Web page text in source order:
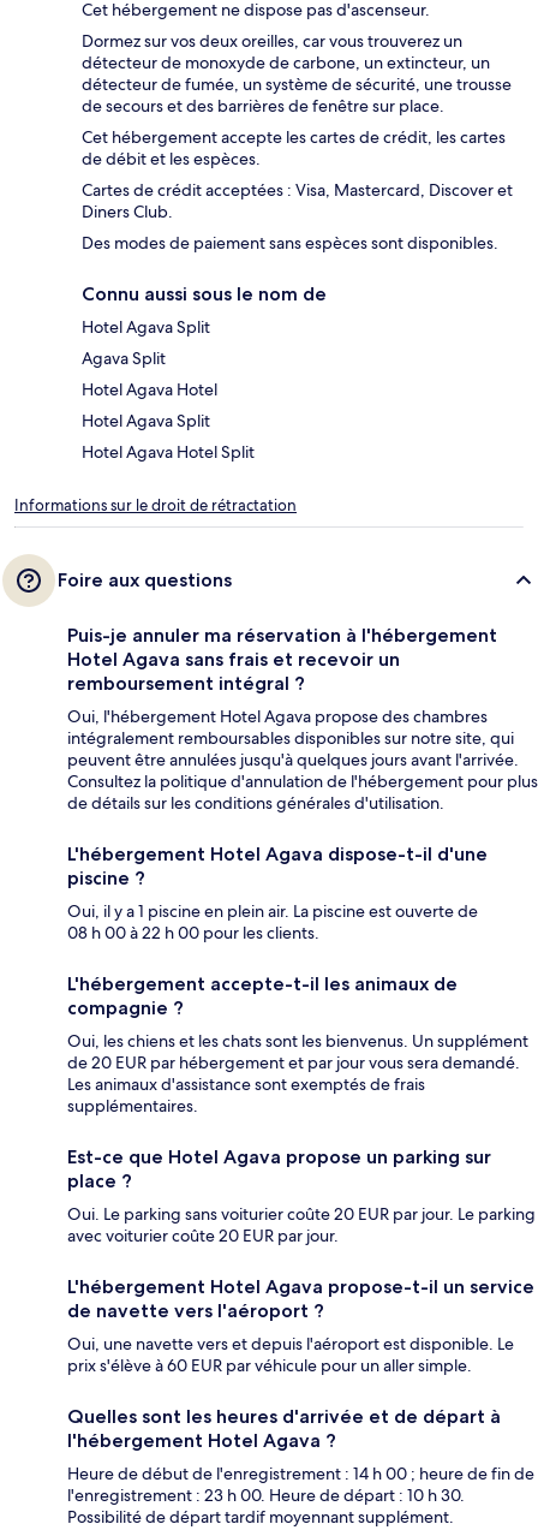
Cet hébergement ne dispose pas d'ascenseur.
Dormez sur vos deux oreilles, car vous trouverez un
détecteur de monoxyde de carbone, un extincteur, un
détecteur de fumée, un système de sécurité, une trousse
de secours et des barrières de fenêtre sur place.
Cet hébergement accepte les cartes de crédit, les cartes
de débit et les espèces.
Cartes de crédit acceptées : Visa, Mastercard, Discover et
Diners Club.
Des modes de paiement sans espèces sont disponibles.
Connu aussi sous le nom de
Hotel Agava Split
Agava Split
Hotel Agava Hotel
Hotel Agava Split
Hotel Agava Hotel Split
Informations sur le droit de rétractation
Foire aux questions
Puis-je annuler ma réservation à l'hébergement
Hotel Agava sans frais et recevoir un
remboursement intégral ?
Oui, l'hébergement Hotel Agava propose des chambres
intégralement remboursables disponibles sur notre site, qui
peuvent être annulées jusqu'à quelques jours avant l'arrivée.
Consultez la politique d'annulation de l'hébergement pour plus
de détails sur les conditions générales d'utilisation.
L'hébergement Hotel Agava dispose-t-il d'une
piscine ?
Oui, il y a 1 piscine en plein air. La piscine est ouverte de
08 h 00 à 22 h 00 pour les clients.
L'hébergement accepte-t-il les animaux de
compagnie ?
Oui, les chiens et les chats sont les bienvenus. Un supplément
de 20 EUR par hébergement et par jour vous sera demandé.
Les animaux d'assistance sont exemptés de frais
supplémentaires.
Est-ce que Hotel Agava propose un parking sur
place ?
Oui. Le parking sans voiturier coûte 20 EUR par jour. Le parking
avec voiturier coûte 20 EUR par jour.
L'hébergement Hotel Agava propose-t-il un service
de navette vers l'aéroport ?
Oui, une navette vers et depuis l'aéroport est disponible. Le
prix s'élève à 60 EUR par véhicule pour un aller simple.
Quelles sont les heures d'arrivée et de départ à
l'hébergement Hotel Agava ?
Heure de début de l'enregistrement : 14 h 00 ; heure de fin de
l'enregistrement : 23 h 00. Heure de départ : 10 h 30.
Possibilité de départ tardif moyennant supplément.